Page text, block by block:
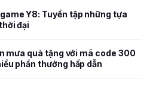
Y8: Tuyển tập những tựa
đại
mưa quà tặng với mã code 300
phần thưởng hấp dẫn